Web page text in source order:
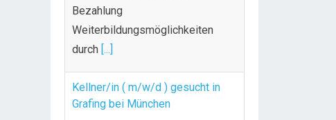
Bezahlung
Weiterbildungsmöglichkeiten
durch [...]
Kellner/in ( m/w/d ) gesucht in
Grafing bei München